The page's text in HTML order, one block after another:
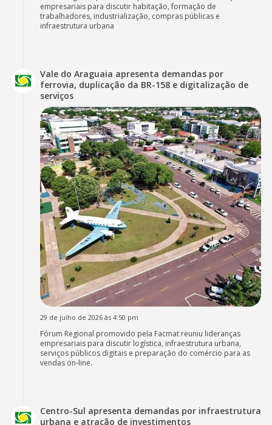
empresariais para discutir habitação, formação de
trabalhadores, industrialização, compras públicas e
infraestrutura urbana
Vale do Araguaia apresenta demandas por
ferrovia, duplicação da BR-158 e digitalização de
serviços
29 de julho de 2026 às 4:50 pm
Fórum Regional promovido pela Facmat reuniu lideranças
empresariais para discutir logística, infraestrutura urbana,
serviços públicos digitais e preparação do comércio para as
vendas on-line.
Centro-Sul apresenta demandas por infraestrutura
urbana e atração de investimentos